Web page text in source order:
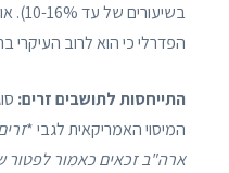
הפדרלי כי הוא לרוב העיקרי
התייחסות לתושבים זרים:
המיסוי האמריקאית לגבי *
ארה"ב זכאים כאמור לפטור